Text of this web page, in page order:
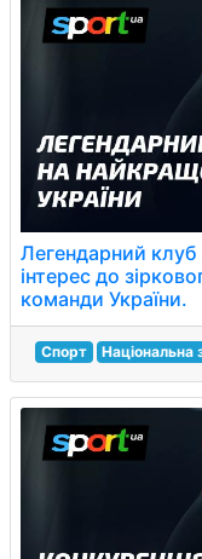
Легендарний клуб
інтерес до
команди України.
Спорт Національна